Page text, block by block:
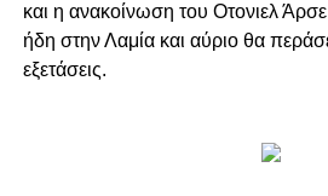
και η ανακοίνωση του Οτονιελ
ήδη στην Λαμία και αύριο θα
εξετάσεις.